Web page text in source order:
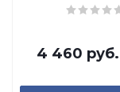
4 460 руб.